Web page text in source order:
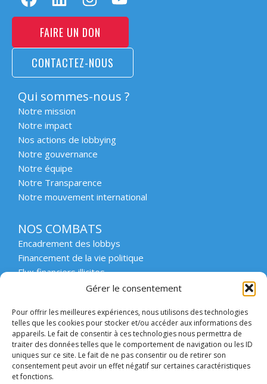
Gérer le consentement
Pour offrir les meilleures expériences, nous utilisons des technologies
telles que les cookies pour stocker et/ou accéder aux informations des
appareils. Le fait de consentir à ces technologies nous permettra de
traiter des données telles que le comportement de navigation ou les ID
uniques sur ce site. Le fait de ne pas consentir ou de retirer son
consentement peut avoir un effet négatif sur certaines caractéristiques
et fonctions.
FAIRE UN DON
CONTACTEZ-NOUS
Qui sommes-nous ?
Notre mission
Notre impact
Nos actions de lobbying
Notre gouvernance
Notre équipe
Notre Transparence
Notre mouvement international
NOS COMBATS
Encadrement des lobbys
Financement de la vie politique
Flux financiers illicites
Intégrité et transparence du secteur privé
Protection des lanceurs d’alerte
Affaires emblématiques
Etat de droit et démocratie
ACCOMPAGNER